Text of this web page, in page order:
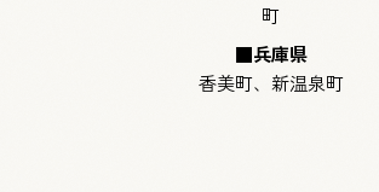
町
■兵庫県
香美町、新温泉町